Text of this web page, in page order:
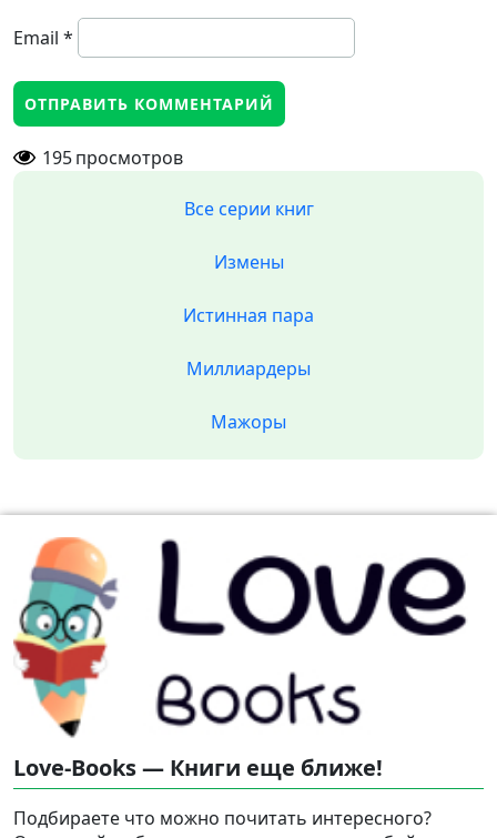
Email *
195просмотров
Все серии книг
Измены
Истинная пара
Миллиардеры
Мажоры
Love-Books — Книги еще ближе!
Подбираете что можно почитать интересного?